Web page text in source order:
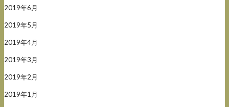
2019年6月
2019年5月
2019年4月
2019年3月
2019年2月
2019年1月